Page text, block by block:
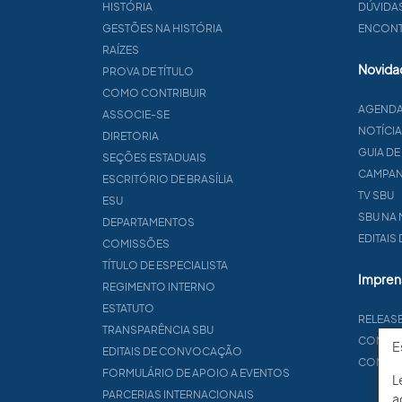
HISTÓRIA
GESTÕES NA HISTÓRIA
RAÍZES
PROVA DE TÍTULO
COMO CONTRIBUIR
ASSOCIE-SE
DIRETORIA
SEÇÕES ESTADUAIS
ESCRITÓRIO DE BRASÍLIA
ESU
DEPARTAMENTOS
COMISSÕES
TÍTULO DE ESPECIALISTA
REGIMENTO INTERNO
ESTATUTO
TRANSPARÊNCIA SBU
EDITAIS DE CONVOCAÇÃO
FORMULÁRIO DE APOIO A EVENTOS
PARCERIAS INTERNACIONAIS
AGENDA
GUIA
TV SBU
SBU NA
EDITAIS